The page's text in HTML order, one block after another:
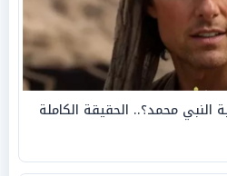
محمد؟.. الحقيقة الكاملة